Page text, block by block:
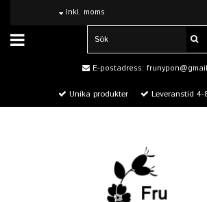
Inkl. moms
E-postadress:
Unika produkter Leveranstid